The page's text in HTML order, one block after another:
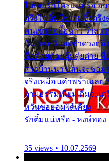
ไม่เคยรักใครแน่หรือ อ
ตรึงใจ ติ๋มใช่งามซึ้งตรึ
คนเขาลืออื้อฉาว ว่าสา
กัน แต่หวั่นจะช้ำดวงฤ
ชื่อต๋อยต้อยตุ้มตุ๋ยต่าย พี่
สาวบ้านนา แสนจะซอ
จริงเหมือนคำพร่ำเฉล
ตามธรรมเนียม ติ๋มจะเ
หวั่นขอยอมได้เคียง
รักติ๋มแน่หรือ - หงษ์ทอง
35 views • 10.07.2569